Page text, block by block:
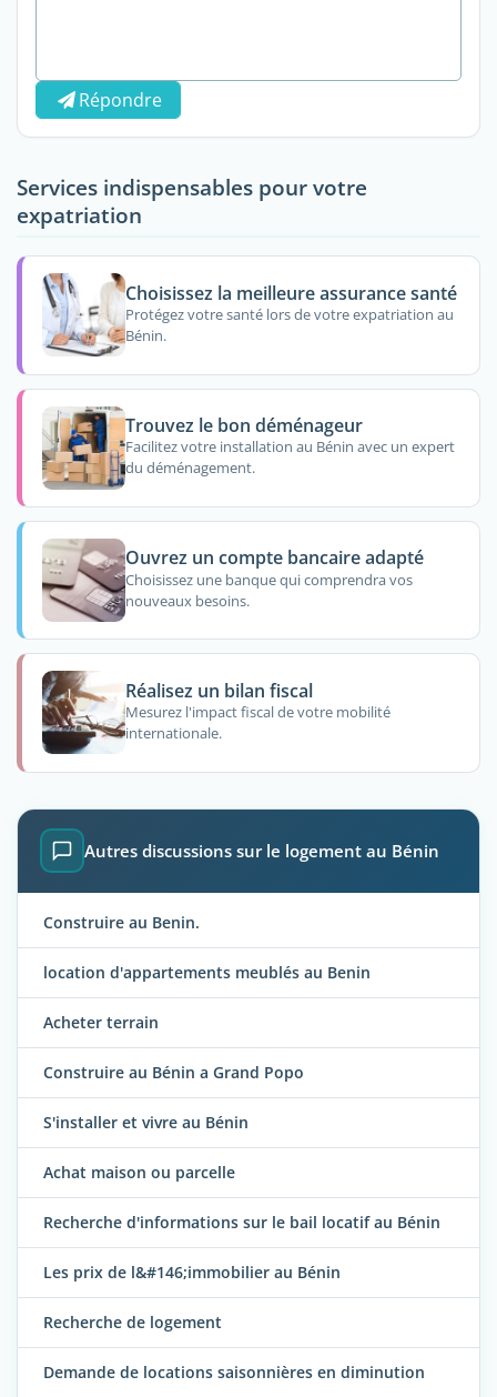
Répondre
Services indispensables pour votre
expatriation
Choisissez la meilleure assurance santé
Protégez votre santé lors de votre expatriation au
Bénin.
Trouvez le bon déménageur
Facilitez votre installation au Bénin avec un expert
du déménagement.
Ouvrez un compte bancaire adapté
Choisissez une banque qui comprendra vos
nouveaux besoins.
Réalisez un bilan fiscal
Mesurez l'impact fiscal de votre mobilité
internationale.
Autres discussions sur le logement au Bénin
Construire au Benin.
location d'appartements meublés au Benin
Acheter terrain
Construire au Bénin a Grand Popo
S'installer et vivre au Bénin
Achat maison ou parcelle
Recherche d'informations sur le bail locatif au Bénin
Les prix de l&#146;immobilier au Bénin
Recherche de logement
Demande de locations saisonnières en diminution